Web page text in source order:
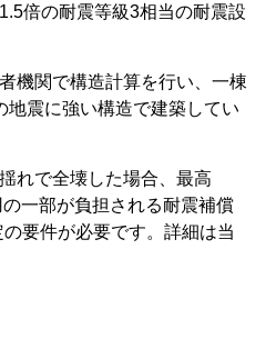
倍の耐震等級3相当の耐震設
機関で構造計算を行い、一棟
地震に強い構造で建築してい
れで全壊した場合、最高
一部が負担される耐震補償
要件が必要です。詳細は当